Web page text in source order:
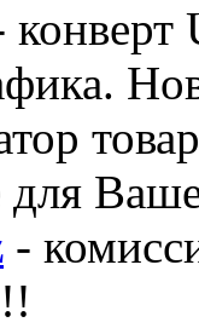
конверт
-